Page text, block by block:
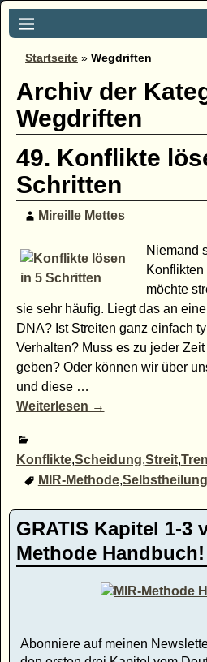
Startseite » Wegdriften
Archiv der
Wegdriften
49. Konflikte
Schritten
Mireille Mettes
Niemand
Konflikten
möchte
sie sehr häufig. Liegt das an
DNA? Ist Streiten ganz einfach
Verhalten? Muss es zu jeder
geben? Oder können wir über
und diese …
Weiterlesen →
Konflikte,Scheidung,Streit,
MIR-Methode,Selbstheilung
GRATIS Kapitel 1-3
Methode Handbuch!
Abonniere auf meinen